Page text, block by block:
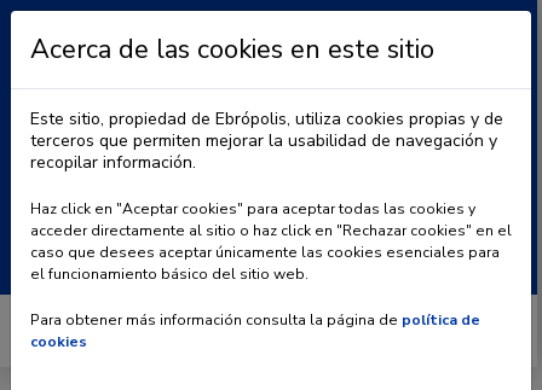
BLOG | CONTACTO
Buscar:
Acerca de las cookies en este sitio
Este sitio, propiedad de Ebrópolis, utiliza cookies propias y de
terceros que permiten mejorar la usabilidad de navegación y
recopilar información.
Haz click en "Aceptar cookies" para aceptar todas las cookies y
acceder directamente al sitio o haz click en "Rechazar cookies" en el
caso que desees aceptar únicamente las cookies esenciales para
el funcionamiento básico del sitio web.
Para obtener más información consulta la página de política de
cookies